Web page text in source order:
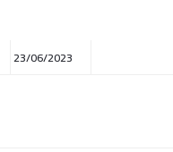
23/06/2023